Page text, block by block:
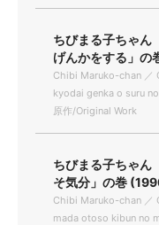
ちびまる子ちゃ
げんかをする」の
Chibi Maruko-chan ／
kyodai genka o suru
原作/Original Work
ちびまる子ちゃ
そ気分」の巻
Chibi Maruko-chan ／
mada otoso kibun no